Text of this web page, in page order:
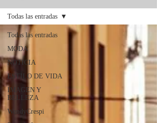
Todas las entradas
MODA
NOTICIA
ESTILO DE VIDA
IMAGEN Y
BELLEZA
WendyCrespi
Todas las entradas